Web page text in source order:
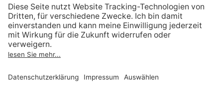
Informationen nach Data
Act
Verträge hier kündigen
Impressum